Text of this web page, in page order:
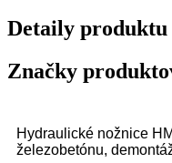
Detaily produktu
Značky
Hydraulické nožnice
železobetónu,